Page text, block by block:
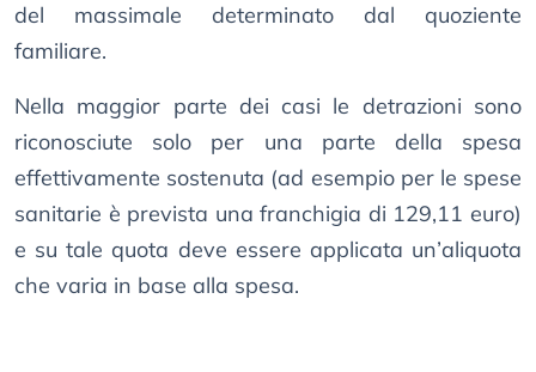
del massimale determinato dal quoziente
familiare.
Nella maggior parte dei casi le detrazioni sono
riconosciute solo per una parte della spesa
effettivamente sostenuta (ad esempio per le spese
sanitarie è prevista una franchigia di 129,11 euro)
e su tale quota deve essere applicata un’aliquota
che varia in base alla spesa.